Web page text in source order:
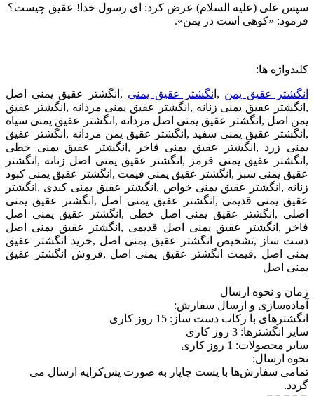
سپس علی (علیه السلام) عرض کرد: ای رسول خدا! عقیق چیست؟
فرمود: «کوهی است در یمن».
کلیدواژه ها:
انگشتر عقیق یمن ,ا نگشتر عقیق یمنی ,انگشتر عقیق یمنی اصل
,انگشتر عقیق یمنی زنانه ,انگشتر عقیق یمنی مردانه ,انگشتر عقیق
یمن اصل ,انگشتر عقیق یمنی اصل مردانه ,انگشتر عقیق یمنی سیاه
,انگشتر عقیق یمنی سفید ,انگشتر عقیق یمن مردانه ,انگشتر عقیق
یمنی زرد ,انگشتر عقیق یمنی فاخر ,انگشتر عقیق یمنی خطی
,انگشتر عقیق یمنی قرمز ,انگشتر عقیق یمنی اصل زنانه ,انگشتر
عقیق یمنی سبز ,انگشتر عقیق یمنی قیمت ,انگشتر عقیق یمنی کبود
زنانه ,انگشتر عقیق یمنی خواص ,انگشتر عقیق یمنی کبدی ,انگشتر
عقیق یمنی قدیمی ,انگشتر عقیق یمنی اصل ,انگشتر عقیق یمنی
اصلی ,انگشتر عقیق یمنی اصل خطی ,انگشتر عقیق یمنی اصل
فاخر ,انگشتر عقیق یمنی اصل قدیمی ,انگشتر عقیق یمنی اصل
دست ساز ,تشخیص انگشتر عقیق یمنی اصل ,خرید انگشتر عقیق
یمنی اصل ,قیمت انگشتر عقیق یمنی اصل ,فروش انگشتر عقیق
یمنی اصل
زمان و نحوه ارسال
آماده‌سازی و ارسال سفارش:
انگشترهای با رکاب دست ساز: 15 روز کاری
سایر انگشترها: 3 روز کاری
سایر محصولات: 1 روز کاری
نحوه ارسال:
تمامی سفارش‌ها با پست چاپار به صورت پس‌کرایه ارسال می
گردد.